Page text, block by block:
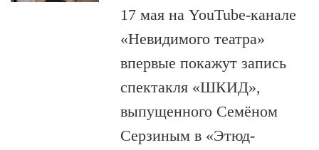
17 мая на YouTube-канале
«Невидимого театра»
впервые покажут запись
спектакля «ШКИД»,
выпущенного Семёном
Серзиным в «Этюд-